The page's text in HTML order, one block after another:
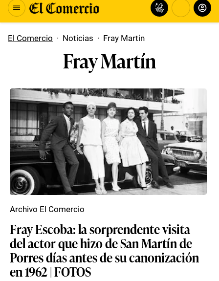
El Comercio · Noticias · Fray Martin
Fray Martín
Fray Escoba: la sorprendente visita
del actor que hizo de San Martín de
Porres días antes de su canonización
en 1962 | FOTOS
Archivo El Comercio